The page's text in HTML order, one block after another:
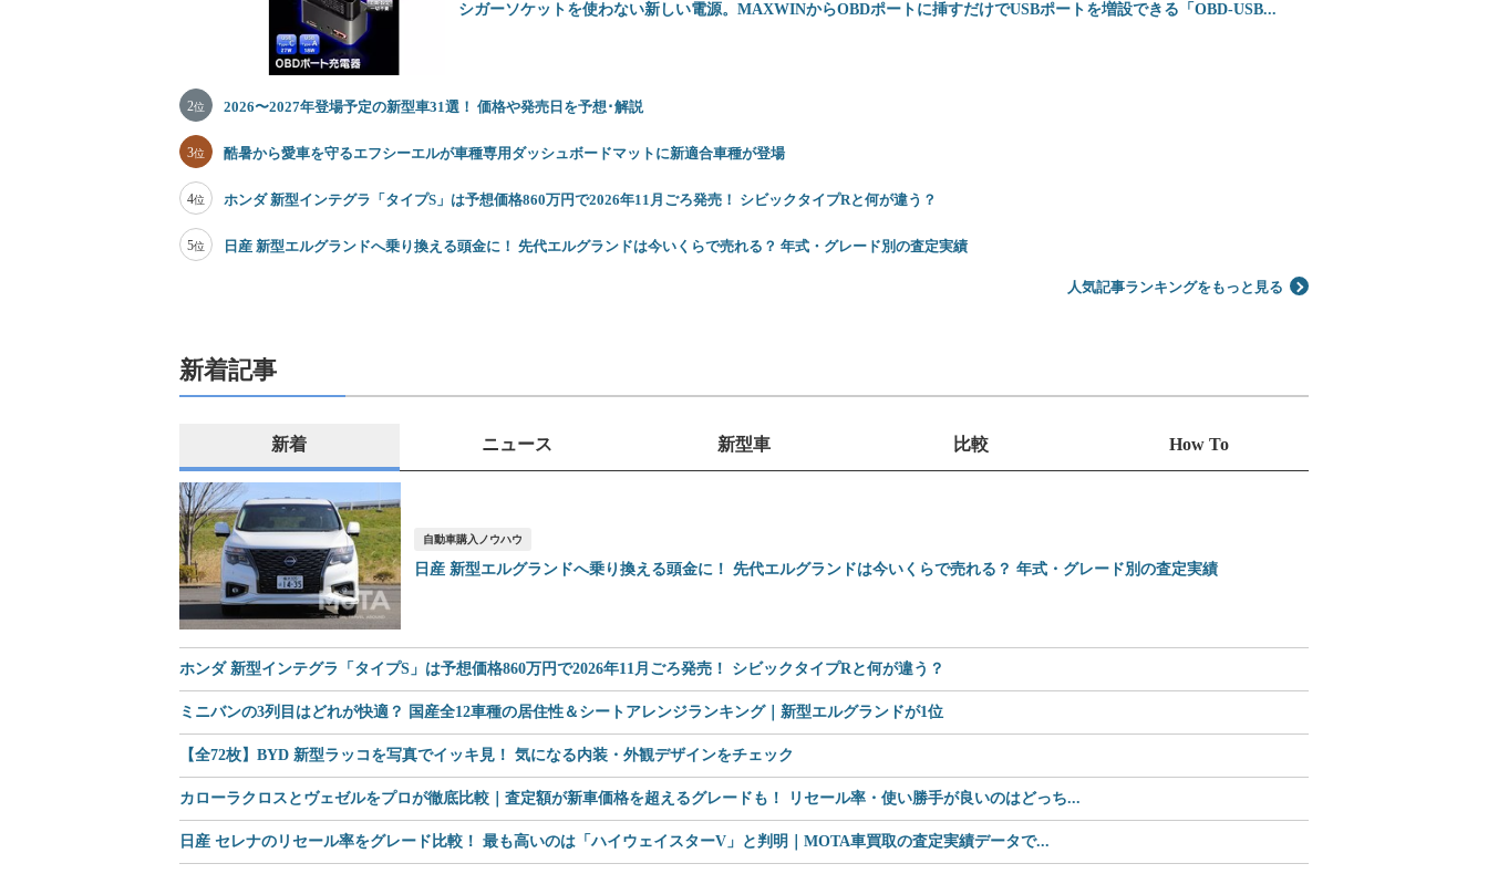
シガーソケットを使わない新しい電源。MAXWINからOBDポートに挿すだけでUSBポートを増設できる「OBD-USB...
2位 2026〜2027年登場予定の新型車31選！ 価格や発売日を予想･解説
3位 酷暑から愛車を守るエフシーエルが車種専用ダッシュボードマットに新適合車種が登場
4位 ホンダ 新型インテグラ「タイプS」は予想価格860万円で2026年11月ごろ発売！ シビックタイプRと何が違う？
5位 日産 新型エルグランドへ乗り換える頭金に！ 先代エルグランドは今いくらで売れる？ 年式・グレード別の査定実績
人気記事ランキングをもっと見る
新着記事
新着 ニュース 新型車 比較 How To
自動車購入ノウハウ
日産 新型エルグランドへ乗り換える頭金に！ 先代エルグランドは今いくらで売れる？ 年式・グレード別の査定実績
ホンダ 新型インテグラ「タイプS」は予想価格860万円で2026年11月ごろ発売！ シビックタイプRと何が違う？
ミニバンの3列目はどれが快適？ 国産全12車種の居住性＆シートアレンジランキング｜新型エルグランドが1位
【全72枚】BYD 新型ラッコを写真でイッキ見！ 気になる内装・外観デザインをチェック
カローラクロスとヴェゼルをプロが徹底比較｜査定額が新車価格を超えるグレードも！ リセール率・使い勝手が良いのはどっち...
日産 セレナのリセール率をグレード比較！ 最も高いのは「ハイウェイスターV」と判明｜MOTA車買取の査定実績データで...